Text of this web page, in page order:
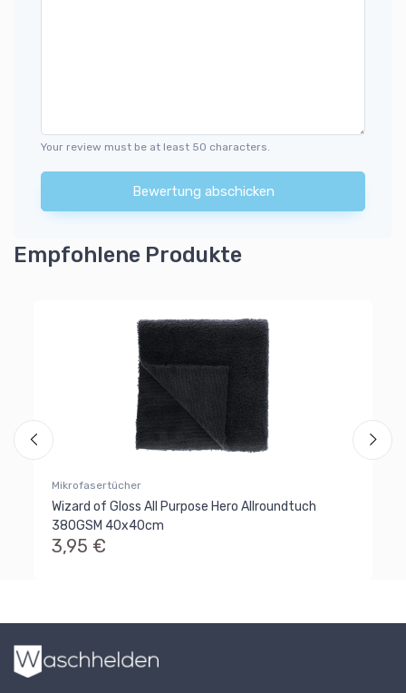
Your review must be at least 50 characters.
Bewertung abschicken
Empfohlene Produkte
Mikrofasertücher
Wizard of Gloss All Purpose Hero Allroundtuch
380GSM 40x40cm
3,95 €